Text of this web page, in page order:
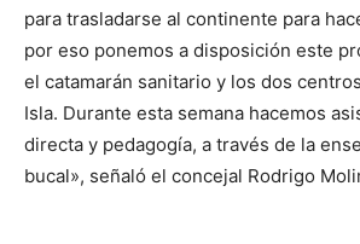
para trasladarse al continente para
por eso ponemos a disposición este
el catamarán sanitario y los dos
Isla. Durante esta semana hacemos
directa y pedagogía, a través de la
bucal», señaló el concejal Rodrigo